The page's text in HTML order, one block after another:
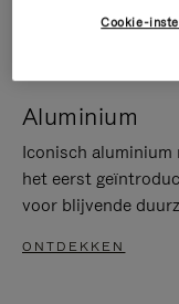
Aluminium
Iconisch aluminium
het eerst
voor blijvende
ONTDEKKEN
Cookie-